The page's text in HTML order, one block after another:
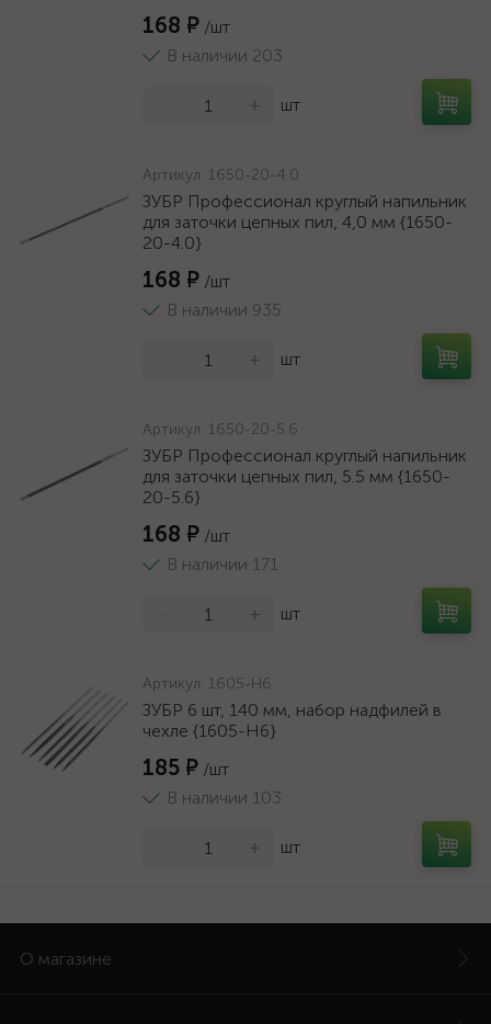
168 ₽ /шт
В наличии 203
+ шт
Артикул: 1650-20-4.0
ЗУБР Профессионал круглый напильник
для заточки цепных пил, 4,0 мм {1650-
20-4.0}
168 ₽ /шт
В наличии 935
+ шт
Артикул: 1650-20-5.6
ЗУБР Профессионал круглый напильник
для заточки цепных пил, 5.5 мм {1650-
20-5.6}
168 ₽ /шт
В наличии 171
+ шт
Артикул: 1605-H6
ЗУБР 6 шт, 140 мм, набор надфилей в
чехле {1605-H6}
185 ₽ /шт
В наличии 103
+ шт
О магазине